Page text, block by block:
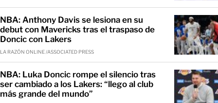
NBA: Anthony Davis se lesiona en su
debut con Mavericks tras el traspaso de
Doncic con Lakers
LA RAZÓN ONLINE /ASSOCIATED PRESS
NBA: Luka Doncic rompe el silencio tras
ser cambiado a los Lakers: “llego al club
más grande del mundo”